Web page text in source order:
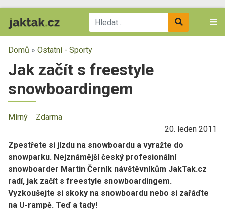
Domů » Ostatní - Sporty
Jak začít s freestyle
snowboardingem
Mírný
Zdarma
20. leden 2011
Zpestřete si jízdu na snowboardu a vyražte do
snowparku. Nejznámější český profesionální
snowboarder Martin Černík návštěvníkům JakTak.cz
radí, jak začít s freestyle snowboardingem.
Vyzkoušejte si skoky na snowboardu nebo si zařáďte
na U-rampě. Teď a tady!